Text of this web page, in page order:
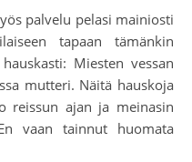
palvelu pelasi mainiosti
tapaan tämänkin
Miesten vessan
mutteri. Näitä hauskoja
reissun ajan ja meinasin
vaan tainnut huomata